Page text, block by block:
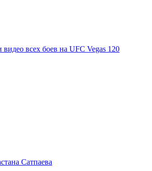
всех боев на UFC Vegas 120
Сатпаева